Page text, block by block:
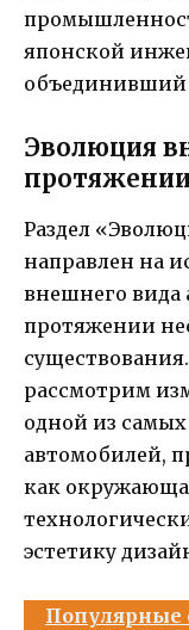
японской
объединивший
Эволюция
Раздел
направлен на
внешнего вида
протяжении
рассмотрим
одной из
автомобилей,
как
эстетику
Популярные